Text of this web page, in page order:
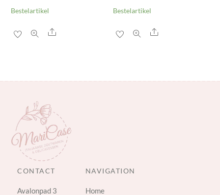
Bestelartikel
Share
Bestelartikel
Share
CONTACT
Avalonpad 3
NAVIGATION
Home